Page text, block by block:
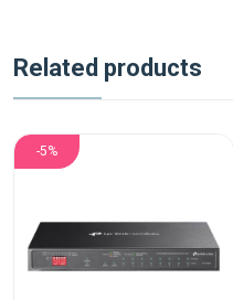
Related products
-5%